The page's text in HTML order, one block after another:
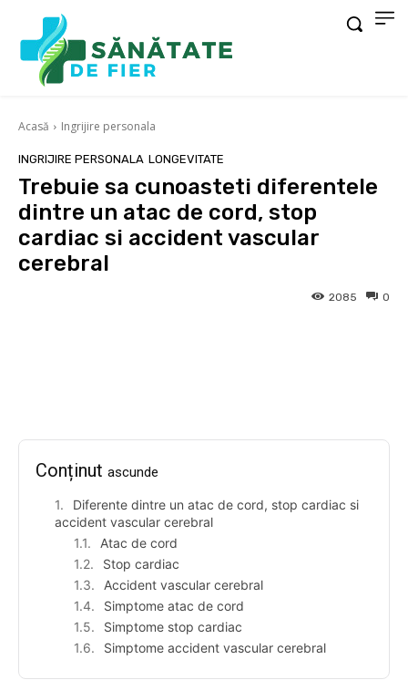
Acasă Ingrijire personala
INGRIJIRE PERSONALA LONGEVITATE
Trebuie sa cunoasteti diferentele
dintre un atac de cord, stop
cardiac si accident vascular
cerebral
0
2085
Conținut ascunde
Diferente dintre un atac de cord, stop cardiac si
accident vascular cerebral
Atac de cord
Stop cardiac
Accident vascular cerebral
Simptome atac de cord
Simptome stop cardiac
Simptome accident vascular cerebral